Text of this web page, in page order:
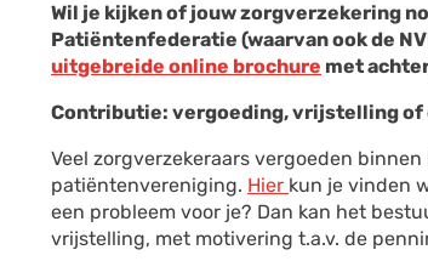
Wil je kijken of jouw zorgverzekering
Patiëntenfederatie (waarvan ook de
uitgebreide online brochure met
Contributie: vergoeding, vrijstelling of
Veel zorgverzekeraars vergoeden
patiëntenvereniging. Hier kun je vinden
een probleem voor je? Dan kan het
vrijstelling, met motivering t.a.v. de